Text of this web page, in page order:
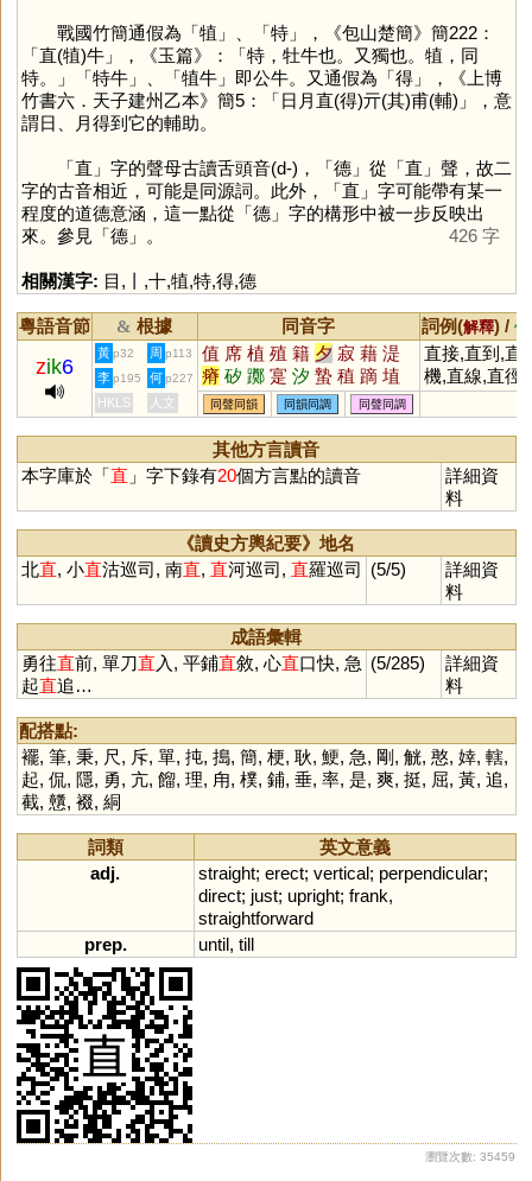
戰國竹簡通假為「犆 」、「特」，《包山楚簡》簡222：
「直(犆)牛」，《玉篇》：「特，牡牛也。又獨也。犆，同
特。」「特牛」、「犆牛」即公牛。又通假為「得」，《上博
竹書六．天子建州乙本》簡5：「日月直(得)亓(其)甫(輔)」，意
謂日、月得到它的輔助。
「直 」字的聲母古讀舌頭音(d-)，「德」從「直 」聲，故二
字的古音相近，可能是同源詞。此外，「直 」字可能帶有某一
程度的道德意涵，這一點從「德」字的構形中被一步反映出
來。參見「德」。 426 字
相關漢字: 目 , ,十,犆,特,得,德
粵語音節 & 根據 同音字 詞例(解釋) /
zik6
黃 p32 周 p113 值 席 植 殖 籍 夕 寂 藉 湜
瘠 矽 躑 寔 汐 蟄 稙 蹢 埴
漃 葃 庴 塉 潪 釸 膌 堲 躤
褯 耤 犆 穸 蓆
直接,直到,直
機,直線,直徑,
直撥,直覺,直
屬,直通,直達,
直落,直立,直
言,直角,直隸,
直話直說
李 p195 何 p227
HKLS 人文 同聲同韻 同韻同調 同聲同調
其他方言讀音
本字庫於「直 」字下錄有20個方言點的讀音
詳細資
料
《讀史方輿紀要》地名
北直, 小直沽巡司, 南直, 直河巡司, 直羅巡司 (5/5)
詳細資
料
成語彙輯
勇往直前, 單刀直 入, 平鋪直敘, 心直口快, 急
起直追…
(5/285)
詳細資
料
配搭點:
襬, 筆, 秉, 尺 , 斥, 單, 扽, 搗, 簡, 梗, 耿, 鯁, 急, 剛 , 觥, 憨, 婞, 轄,
起, 侃, 隱, 勇, 亢, 餾, 理, 甪, 樸, 鋪, 垂, 率, 是, 爽, 挺, 屈, 黃, 追,
截, 戇, 裰, 絧
詞類
英文意義
adj.
straight; erect; vertical; perpendicular;
direct; just; upright; frank,
straightforward
prep.
until, till
瀏覽次數: 35459